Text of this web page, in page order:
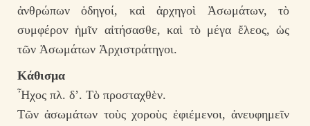
ἀνθρώπων ὁδηγοί, καὶ ἀρχηγοὶ Ἀσωμάτωv, τὸ
συμφέροv ἡμῖv αἰτήσασθε, καὶ τὸ μέγα ἔλεος, ὡς
τῶν Ἀσωμάτων Ἀρχιστράτηγοι.
Κάθισμα
Ἦχος πλ. δ’. Τὸ προσταχθὲν.
Τῶν ἀσωμάτων τοὺς χοροὺς ἐφιέμενοι, ἀνευφημεῖν